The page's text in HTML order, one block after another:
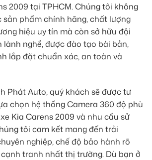
2009 tại TPHCM. Chúng tôi không
sản phẩm chính hãng, chất lượng
hiệu uy tín mà còn sở hữu đội
lành nghề, được đào tạo bài bản,
lắp đặt chuẩn xác, an toàn và
Phát Auto, quý khách sẽ được tư
chọn hệ thống Camera 360 độ phù
Kia Carens 2009 và nhu cầu sử
tôi cam kết mang đến trải
nghiệp, chế độ bảo hành rõ
tranh nhất thị trường. Dù bạn ở